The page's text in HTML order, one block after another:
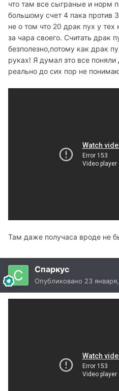
что там все сыграные и норм
большому счет 4 пака против
не о том что 20 драк пух у тех
за чара своего. Считать драк
безполезно,потому как драк
руках! Я думал это все
реально до сих пор не
Там даже получаса вроде не
Спаркус
Опубликовано 23